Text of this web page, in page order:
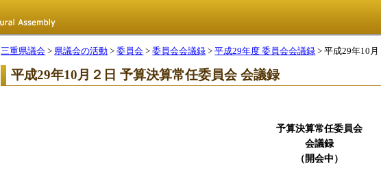
三重県議会 > 県議会の活動 >委員会 >委員会会議録 >平成29年度 委員会会議録 > 平成29年10
平成29年10月２日 予算決算常任委員会 会議録
予算決算常任委員会
会議録
（開会中）